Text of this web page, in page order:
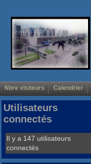
Nbre visiteurs Calendrier
Utilisateurs
connectés
Il y a 147 utilisateurs
connectés